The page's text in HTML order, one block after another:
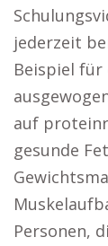
jederzeit
Beispiel für
auf
gesunde
Personen,